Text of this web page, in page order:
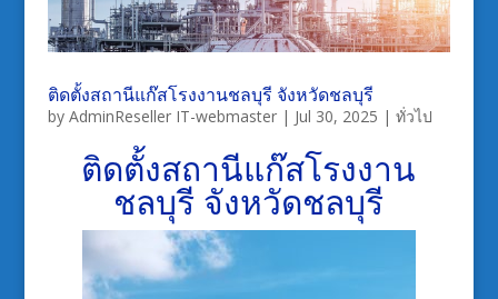
ติดตั้งสถานีแก๊สโรงงานชลบุรี จังหวัดชลบุรี
by AdminReseller IT-webmaster| Jul 30, 2025 | ทั่วไป
ติดตั้งสถานีแก๊สโรงงาน
ชลบุรี จังหวัดชลบุรี